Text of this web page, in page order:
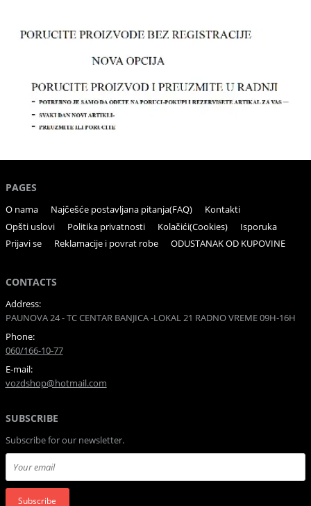
PAGES
O nama Najčešće postavljana pitanja(FAQ)
Kontakti
Opšti uslovi
Politika privatnosti Kolačići(Cookies)
Isporuka
Prijavi se
Reklamacije i povrat robe ODUSTANAK OD KUPOVINE
CONTACTS
Address:
PAUNOVA 24 - TC CENTAR BANJICA -LOKAL 21 RADNO VREME 09H-16H
Phone:
060/166-10-77
E-mail:
vozdshop@hotmail.com
SUBSCRIBE
Subscribe for our newsletter.
Subscribe